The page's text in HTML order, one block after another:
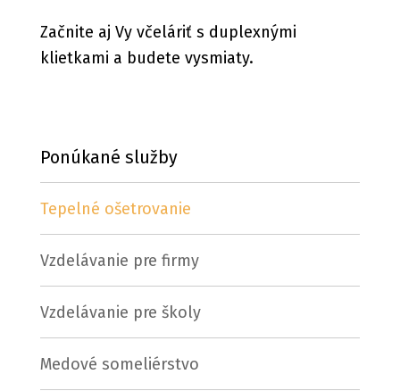
Začnite aj Vy včeláriť s duplexnými
klietkami a budete vysmiaty.
Ponúkané služby
Tepelné ošetrovanie
Vzdelávanie pre firmy
Vzdelávanie pre školy
Medové someliérstvo